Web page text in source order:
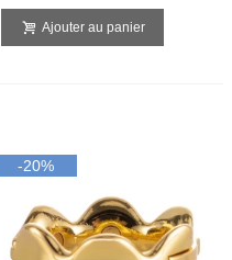
Ajouter au panier
-20%